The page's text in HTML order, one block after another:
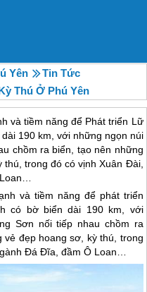
Yên
Tin Tức
Thú Ở Phú Yên
và tiềm năng để Phát triển Lữ
190 km, với những ngọn núi
chồm ra biển, tạo nên những
trong đó có vịnh Xuân Đài,
và tiềm năng để phát triển
có bờ biển dài 190 km, với
Sơn nối tiếp nhau chồm ra
vẻ đẹp hoang sơ, kỳ thú, trong
Đá Đĩa, đầm Ô Loan…